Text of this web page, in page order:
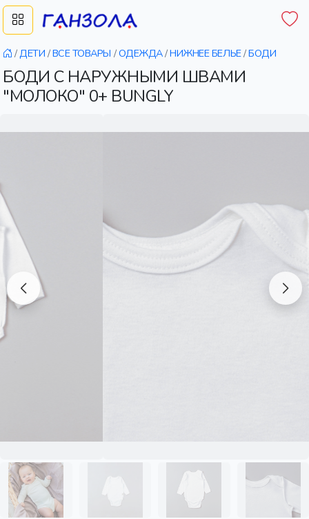
/ДЕТИ /ВСЕ ТОВАРЫ /ОДЕЖДА/НИЖНЕЕ БЕЛЬЕ/БОДИ
БОДИ С НАРУЖНЫМИ ШВАМИ
"МОЛОКО" 0+ BUNGLY